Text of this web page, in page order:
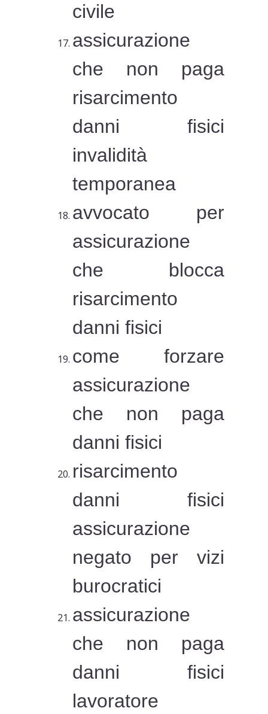
civile
assicurazione
che non paga
risarcimento
danni fisici
invalidità
temporanea
avvocato per
assicurazione
che blocca
risarcimento
danni fisici
come forzare
assicurazione
che non paga
danni fisici
risarcimento
danni fisici
assicurazione
negato per vizi
burocratici
assicurazione
che non paga
danni fisici
lavoratore